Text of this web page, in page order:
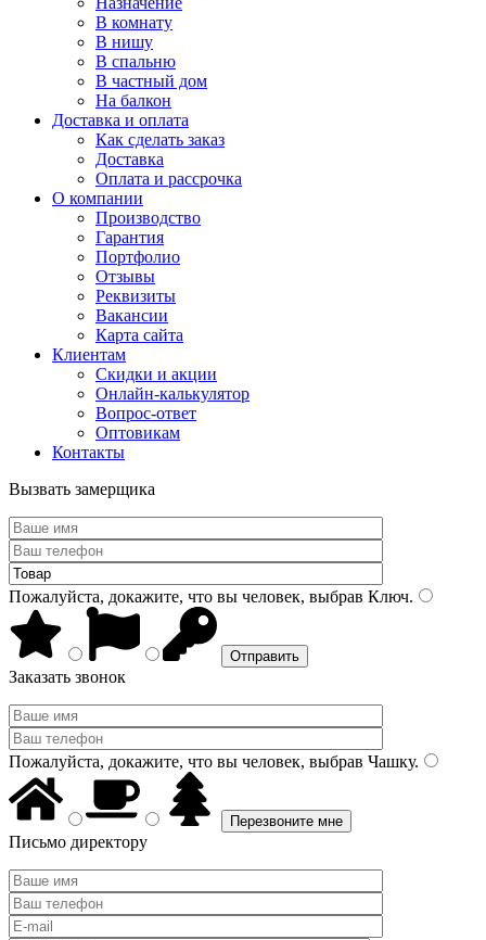
В комнату
В нишу
В спальню
В частный дом
На балкон
Доставка и оплата
Как сделать заказ
Доставка
Оплата и рассрочка
О компании
Производство
Гарантия
Портфолио
Отзывы
Реквизиты
Вакансии
Карта сайта
Клиентам
Скидки и акции
Онлайн-калькулятор
Вопрос-ответ
Оптовикам
Контакты
Вызвать замерщика
Пожалуйста, докажите, что вы человек, выбрав Ключ.
Заказать звонок
Пожалуйста, докажите, что вы человек, выбрав Чашку.
Письмо директору